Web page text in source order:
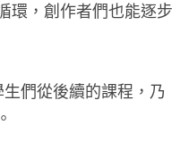
環，創作者們也能逐步
們從後續的課程，乃